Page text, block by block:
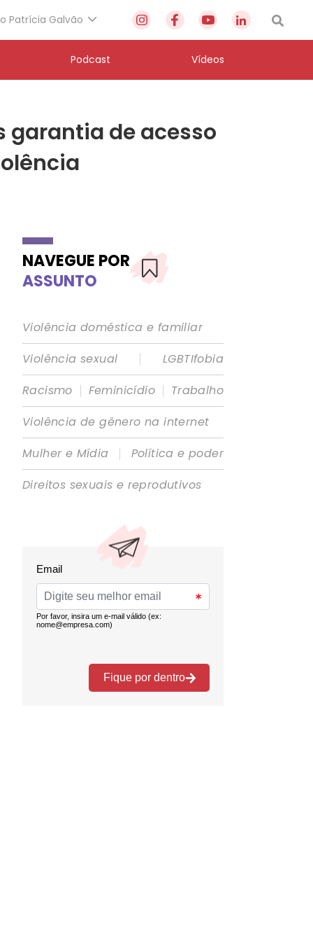
Patrícia Galvão
Podcast Vídeos
garantia de acesso
NAVEGUE POR
ASSUNTO
Violência doméstica e familiar
Violência sexual
|
LGBTIfobia
Racismo | Feminicídio | Trabalho
Violência de gênero na internet
Mulher e Mídia
|
Política e poder
Direitos sexuais e reprodutivos